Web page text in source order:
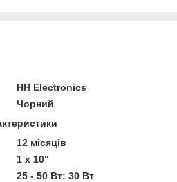
HH Electronics
Чорний
12 місяців
1 x 10"
25 - 50 Вт: 30 Вт